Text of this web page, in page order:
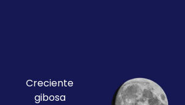
Creciente
gibosa